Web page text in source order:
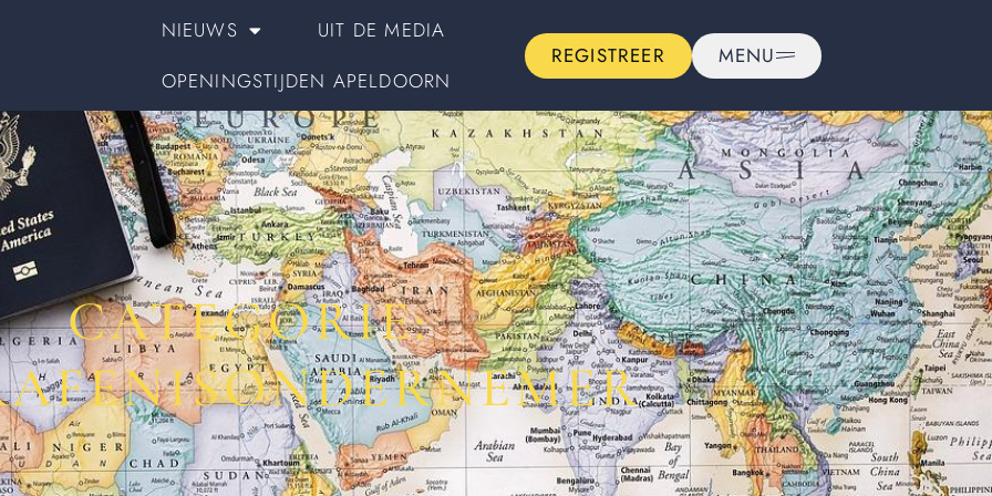
NIEUWS
UIT DE MEDIA
OPENINGSTIJDEN APELDOORN
REGISTREER MENU
CATEGORIE: